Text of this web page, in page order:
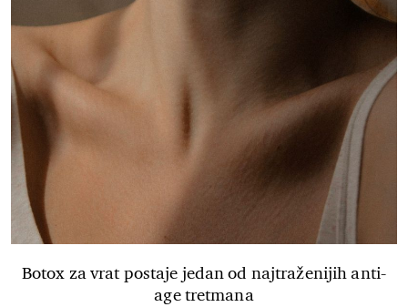
Botox za vrat postaje jedan od najtraženijih anti-
age tretmana